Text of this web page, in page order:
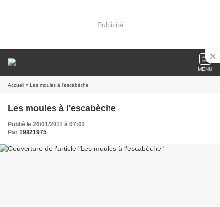
Publicité
MENU
Accueil » Les moules à l'escabèche
Les moules à l'escabèche
Publié le 26/01/2011 à 07:00
Par 19821975